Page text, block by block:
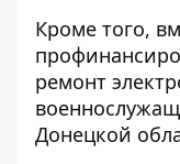
Кроме того,
ремонт
Донецкой